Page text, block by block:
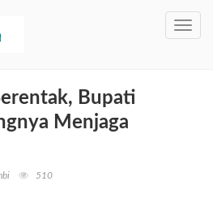
Bupati
Menjaga
510